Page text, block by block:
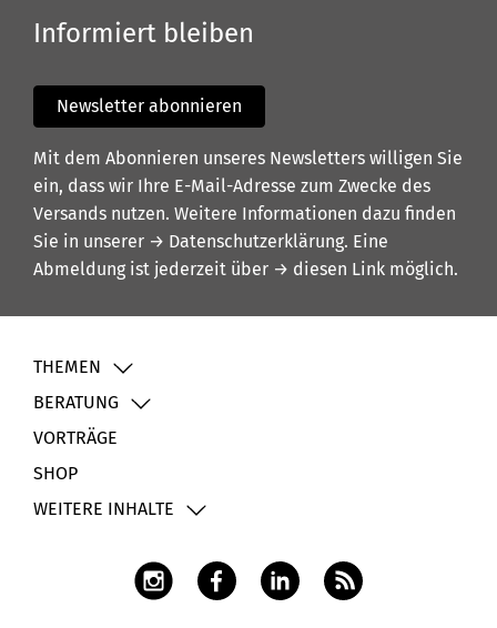
Informiert bleiben
Newsletter abonnieren
Mit dem Abonnieren unseres Newsletters willigen Sie
ein, dass wir Ihre E-Mail-Adresse zum Zwecke des
Versands nutzen. Weitere Informationen dazu finden
Sie in unserer → Datenschutzerklärung. Eine
Abmeldung ist jederzeit über → diesen Link möglich.
THEMEN
BERATUNG
VORTRÄGE
SHOP
WEITERE INHALTE